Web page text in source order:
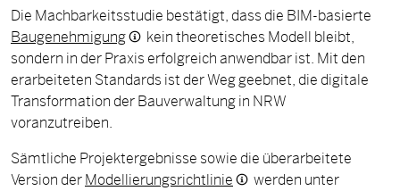
Die Machbarkeitsstudie bestätigt, dass die BIM-basierte
Baugenehmigung
kein theoretisches Modell bleibt,
sondern in der Praxis erfolgreich anwendbar ist. Mit den
erarbeiteten Standards ist der Weg geebnet, die digitale
Transformation der Bauverwaltung in NRW
voranzutreiben.
Sämtliche Projektergebnisse sowie die überarbeitete
Version derModellierungsrichtlinie
werden unter